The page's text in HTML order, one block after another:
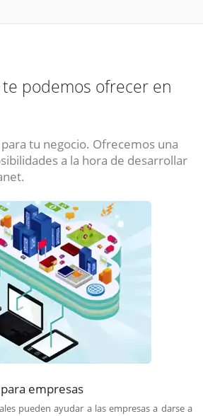
podemos ofrecer en
tu negocio. Ofrecemos una
a la hora de desarrollar
empresas
pueden ayudar a las empresas a darse a